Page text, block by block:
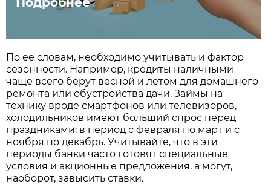
По ее словам, необходимо учитывать и фактор
сезонности. Например, кредиты наличными
чаще всего берут весной и летом для домашнего
ремонта или обустройства дачи. Займы на
технику вроде смартфонов или телевизоров,
холодильников имеют больший спрос перед
праздниками: в период с февраля по март и с
ноября по декабрь. Учитывайте, что в эти
периоды банки часто готовят специальные
условия и акционные предложения, а могут,
наоборот, завысить ставки.